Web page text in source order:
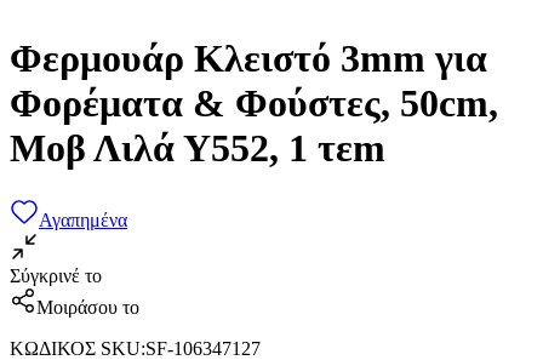
Φερμουάρ Κλειστό 3mm για
Φορέματα & Φούστες, 50cm,
Μοβ Λιλά Υ552, 1 τεm
Αγαπημένα
Σύγκρινέ το
Μοιράσου το
ΚΩΔΙΚΟΣ SKU:SF-106347127